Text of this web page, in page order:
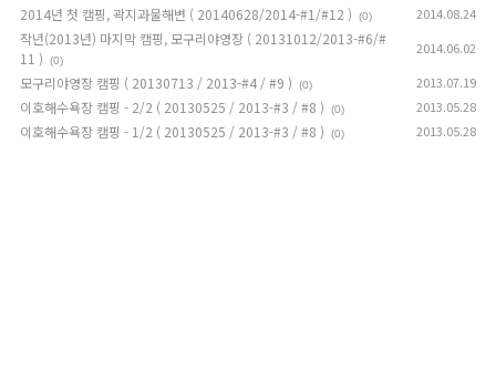
2014년 첫 캠핑, 곽지과물해변 ( 20140628/2014-#1/#12 )
(0) 2014.08.24
작년(2013년) 마지막 캠핑, 모구리야영장 ( 20131012/2013-#6/#
11 )
(0)
2014.06.02
모구리야영장 캠핑 ( 20130713 / 2013-#4 / #9 ) (0) 2013.07.19
이호해수욕장 캠핑 - 2/2 ( 20130525 / 2013-#3 / #8 ) (0) 2013.05.28
이호해수욕장 캠핑 - 1/2 ( 20130525 / 2013-#3 / #8 ) (0) 2013.05.28